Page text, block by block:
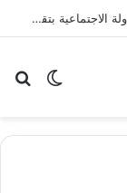
الأطباء الخواص يدعون أخنوش لتطبيق شعار الدولة الاجتماعية بتقليص كلفة العلاج على المرضى…
الوضع